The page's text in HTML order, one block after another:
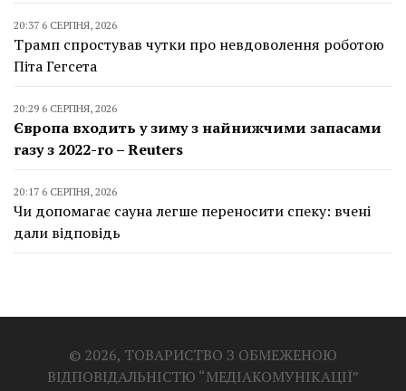
20:37 6 СЕРПНЯ, 2026
Трамп спростував чутки про невдоволення роботою
Піта Гегсета
20:29 6 СЕРПНЯ, 2026
Європа входить у зиму з найнижчими запасами
газу з 2022-го – Reuters
20:17 6 СЕРПНЯ, 2026
Чи допомагає сауна легше переносити спеку: вчені
дали відповідь
© 2026, ТОВАРИСТВО З ОБМЕЖЕНОЮ
ВІДПОВІДАЛЬНІСТЮ “МЕДІАКОМУНІКАЦІЇ”